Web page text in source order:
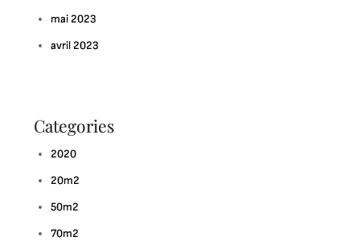
mai 2023
avril 2023
Categories
2020
20m2
50m2
70m2